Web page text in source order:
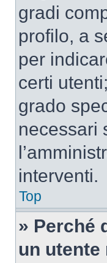
gradi
profilo, a
per
certi
grado
necessari
interventi.
Top
» Perché
un utente